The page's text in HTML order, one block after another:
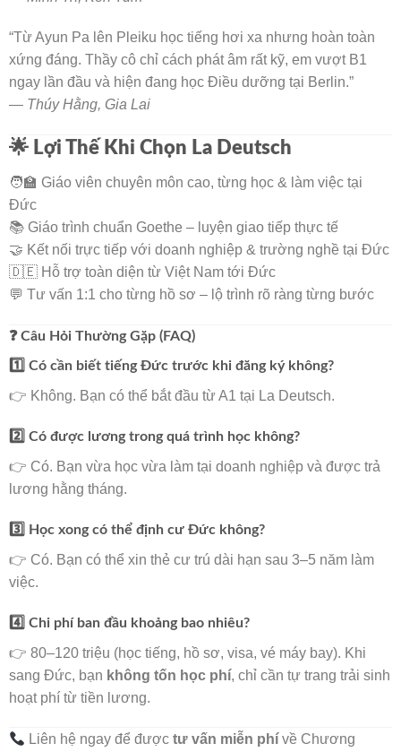
“Từ Ayun Pa lên Pleiku học tiếng hơi xa nhưng hoàn toàn
xứng đáng. Thầy cô chỉ cách phát âm rất kỹ, em vượt B1
ngay lần đầu và hiện đang học Điều dưỡng tại Berlin.”
— Thúy Hằng, Gia Lai
🌟 Lợi Thế Khi Chọn La Deutsch
🧑‍🏫 Giáo viên chuyên môn cao, từng học & làm việc tại
Đức
📚 Giáo trình chuẩn Goethe – luyện giao tiếp thực tế
🤝 Kết nối trực tiếp với doanh nghiệp & trường nghề tại Đức
🇩🇪 Hỗ trợ toàn diện từ Việt Nam tới Đức
💬 Tư vấn 1:1 cho từng hồ sơ – lộ trình rõ ràng từng bước
❓ Câu Hỏi Thường Gặp (FAQ)
1️⃣ Có cần biết tiếng Đức trước khi đăng ký không?
👉 Không. Bạn có thể bắt đầu từ A1 tại La Deutsch.
2️⃣ Có được lương trong quá trình học không?
👉 Có. Bạn vừa học vừa làm tại doanh nghiệp và được trả
lương hằng tháng.
3️⃣ Học xong có thể định cư Đức không?
👉 Có. Bạn có thể xin thẻ cư trú dài hạn sau 3–5 năm làm
việc.
4️⃣ Chi phí ban đầu khoảng bao nhiêu?
👉 80–120 triệu (học tiếng, hồ sơ, visa, vé máy bay). Khi
sang Đức, bạn không tốn học phí, chỉ cần tự trang trải sinh
hoạt phí từ tiền lương.
Liên hệ ngay để đượctư vấn miễn phí về Chương